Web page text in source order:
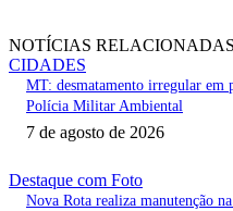
NOTÍCIAS RELACIONADAS
CIDADES
MT: desmatamento irregular em
Polícia Militar Ambiental
7 de agosto de 2026
Destaque com Foto
Nova Rota realiza manutenção